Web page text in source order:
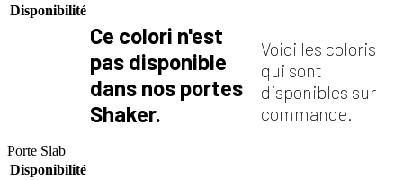
Disponibilité
Ce colori n'est
pas disponible
dans nos portes
Shaker.
Voici les coloris
qui sont
disponibles sur
commande.
Porte Slab
Disponibilité